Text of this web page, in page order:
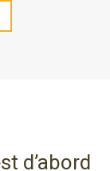
d’abord